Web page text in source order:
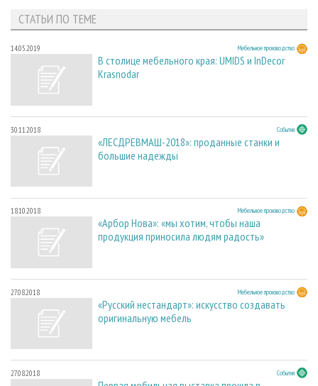
СТАТЬИ ПО ТЕМЕ
14.05.2019 Мебельное производство
В столице мебельного края: UMIDS и InDecor
Krasnodar
30.11.2018 События
«ЛЕСДРЕВМАШ-2018»: проданные станки и
большие надежды
18.10.2018 Мебельное производство
«Арбор Нова»: «мы хотим, чтобы наша
продукция приносила людям радость»
27.08.2018 Мебельное производство
«Русский нестандарт»: искусство создавать
оригинальную мебель
27.08.2018 События